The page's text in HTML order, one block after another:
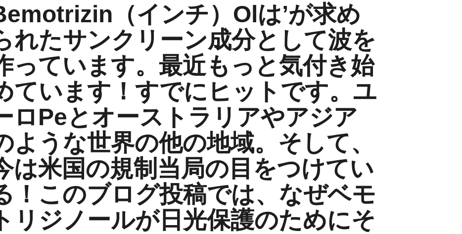
（インチ）olは’が求め
れたサンクリーン成分として波を
っています。最近もっと気付き始
ています！すでにヒットです。ユ
ロpeとオーストラリアやアジア
ような世界の他の地域。そして、
は米国の規制当局の目をつけてい
！このブログ投稿では、なぜベモ
トリジノールが日光保護のためにそ